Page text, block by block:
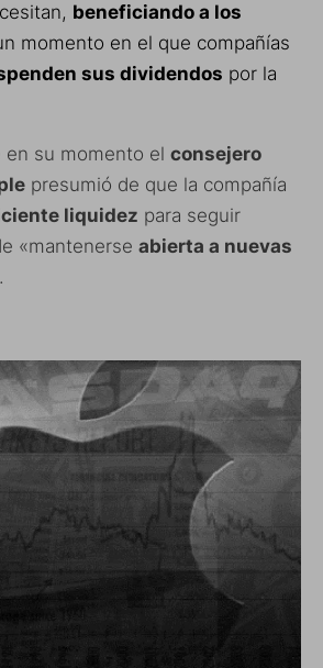
beneficiando a los
momento en el que compañías
sus dividendos por la
en su momento el consejero
presumió de que la compañía
liquidez para seguir
«mantenerse abierta a nuevas